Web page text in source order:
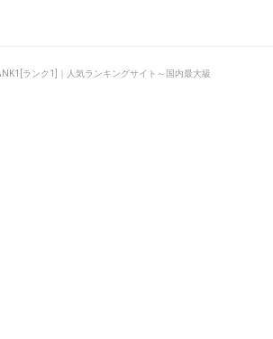
ランク1]｜人気ランキングサイト～国内最大級